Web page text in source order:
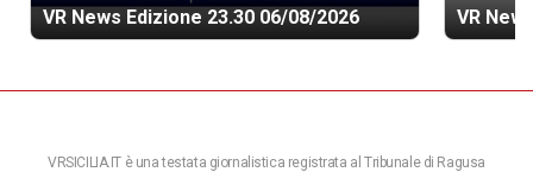
VR News Edizione 23.30 06/08/2026 VR
VRSICILIA.IT è una testata giornalistica registrata al Tribunale di Ragusa